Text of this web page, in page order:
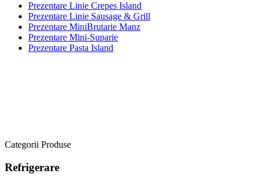
Prezentare Linie Crepes Island
Prezentare Linie Sausage & Grill
Prezentare MiniBrutarie Manz
Prezentare Mini-Suparie
Prezentare Pasta Island
Categorii Produse
Refrigerare